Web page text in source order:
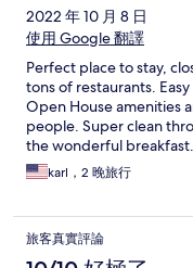
2022 年 10 月 8 日
使用 Google 翻譯
Perfect place to stay,
tons of restaurants.
Open House amenities
people. Super clean
the wonderful
karl，2 晚旅行
旅客真實評論